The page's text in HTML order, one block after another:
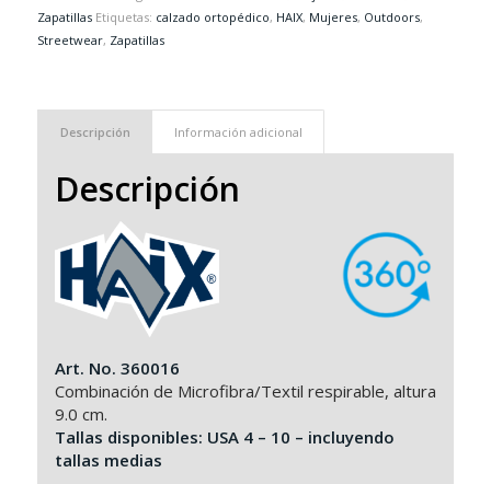
Zapatillas Etiquetas: calzado ortopédico, HAIX, Mujeres, Outdoors,
Streetwear, Zapatillas
Descripción Información adicional
Descripción
Art. No. 360016
Combinación de Microfibra/Textil respirable, altura
9.0 cm.
Tallas disponibles: USA 4 – 10 – incluyendo
tallas medias